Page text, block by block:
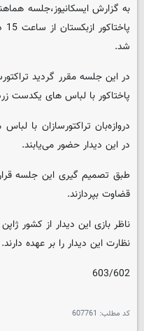
به گزارش ایسکانیوز،جلسه
شد.
در این جلسه مقرر گردید
پاختاکور با لباس های یکدست
دروازه‌بان تراکتورسازان با
در این دیدار حضور می‌یابند.
طبق تصمیم گیری این جلسه
قضاوت بپردازند.
ناظر بازی این دیدار از کشور
نظارت این دیدار را بر عهده دارند.
603/602
کد مطلب: 607761